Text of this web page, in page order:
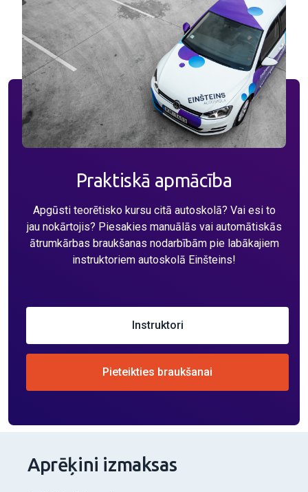
Praktiskā apmācība
Apgūsti teorētisko kursu citā autoskolā? Vai esi to
jau nokārtojis? Piesakies manuālās vai automātiskās
ātrumkārbas braukšanas nodarbībām pie labākajiem
instruktoriem autoskolā Einšteins!
Pieteikties braukšanai
Instruktori
Aprēķini izmaksas